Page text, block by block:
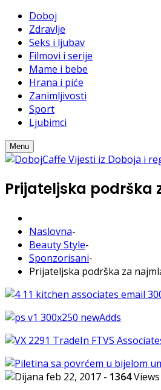
Doboj
Zdravlje
Seks i ljubav
Filmovi i serije
Mame i bebe
Hrana i piće
Zanimljivosti
Sport
Ljubimci
Menu
Prijateljska podrška
Naslovna-
Beauty Style-
Sponzorisani-
Prijateljska podrška za
feb 22, 2017 - 1364Views